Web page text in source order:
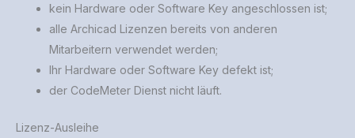
kein Hardware oder Software Key angeschlossen ist;
alle Archicad Lizenzen bereits von anderen
Mitarbeitern verwendet werden;
Ihr Hardware oder Software Key defekt ist;
der CodeMeter Dienst nicht läuft.
Lizenz-Ausleihe